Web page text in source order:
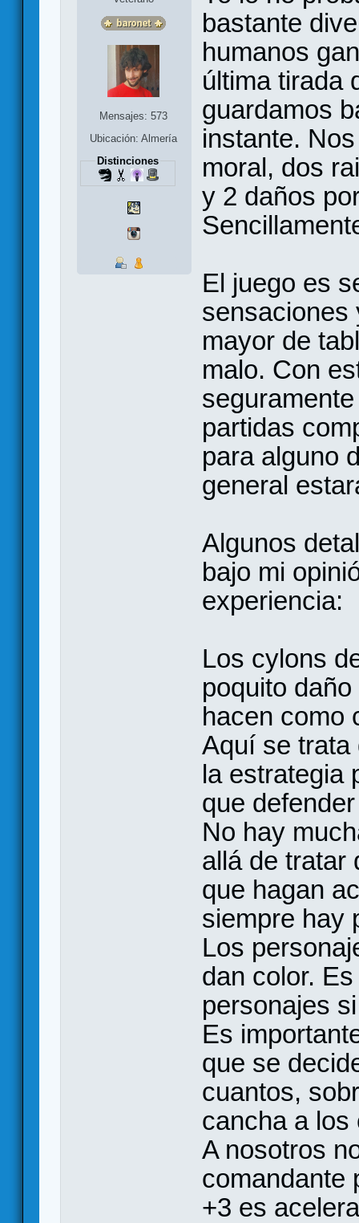
Mensajes: 573
Ubicación: Almería
Distinciones
bastante
humanos
última tirada
guardamos
instante.
moral, dos
y 2 daños
El juego es
sensaciones
mayor de
malo. Con
partidas
para alguno
general
Algunos
bajo mi
experiencia:
Los cylons
poquito
hacen como
Aquí se trata
la estrategia
que
No hay
allá de tratar
que hagan
siempre hay
Los
dan color.
personajes
Es
que se
cuantos,
cancha a los
A nosotros
comandante
+3 es